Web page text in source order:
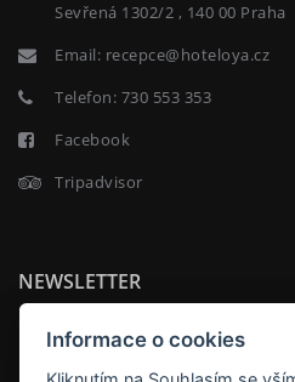
Sevřená 1302/2 , 140 00 Praha
Email: recepce@hoteloya.cz
Telefon: 730 553 353
Facebook
Tripadvisor
NEWSLETTER
Informace o cookies